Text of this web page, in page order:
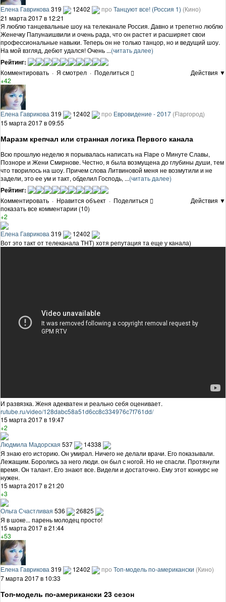
Елена Гаврикова 319 12402 про Танцуют все! (Россия 1) (Кино)
21 марта 2017 в 12:21
Я люблю танцевальные шоу на телеканале Россия. Давно и трепетно люблю
Женечку Папунаишвили и очень рада, что он растет и расширяет свои
профессиональные навыки. Теперь он не только танцор, но и ведущий шоу.
На мой взгляд, дебют удался! Очень ...(читать далее)
Рейтинг:
Комментировать · Я смотрел · Поделиться
Действия ▼
+42
Елена Гаврикова 319 12402 про Евровидение - 2017 (Flapгород)
15 марта 2017 в 09:55
Маразм крепчал или странная логика Первого канала
Всю прошлую неделю я порывалась написать на Flapе о Минуте Славы,
Позноре и Жени Смирнове. Честно, я была возмущена до глубины души, тем
что творилось на шоу. Причем слова Литвиновой меня не возмутили и не
задели, это ее ум и такт, обделил Господь, ...(читать далее)
Рейтинг:
Комментировать · Нравится объект · Поделиться
Действия ▼
показать все комментарии (10)
+2
Елена Гаврикова 319
12402
Вот это такт от телеканала ТНТ) хотя репутация та еще у канала)
И развязка. Женя адекватен и реально себя оценивает.
rutube.ru/video/128dabc58a51d6cc8c334976c7f761dd/
15 марта 2017 в 19:47
+2
Людмила Мадорская 537
14338
Я знаю его историю. Он умирал. Ничего не делали врачи. Его показывали.
Лежащим. Боролись за него люди. он был с ногой. Но не спасли. Протянули
время. Он талант. Его знают все. Видели и достаточно. Ему этот конкурс не
нужен.
15 марта 2017 в 21:20
+3
Ольга Счастливая 536
26825
Я в шоке... парень молодец просто!
15 марта 2017 в 21:44
+53
Елена Гаврикова 319 12402 про Топ-модель по-американски (Кино)
7 марта 2017 в 10:33
Топ-модель по-американски 23 сезон